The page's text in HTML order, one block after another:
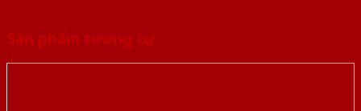
Sản phẩm tương tự